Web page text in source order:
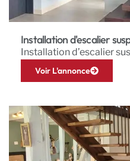
Installation d'escalier
Installation d’escalier
Voir L'annonce